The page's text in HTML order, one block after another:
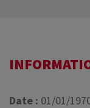
Date : 01/01/